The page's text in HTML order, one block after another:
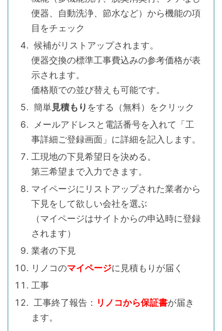
便器、自動洗浄、節水など）から機能の項
目をチェック
候補がリストアップされます。
便器交換の標準工事費込みの参考価格が表
示されます。
価格順での並び替えも可能です。
簡単見積もり をする（無料）をクリック
メールアドレスと電話番号を入れて「工
事詳細ご登録画面」に詳細を記入します。
工現地の下見希望日を決める。
第三希望まで入力できます。
マイページにリストアップされた業者から
下見をして欲しい会社を選ぶ
（マイページはサイトからの申込時に登録
されます）
業者の下見
リノコのマイページに見積もりが届く
工事
工事終了報告： リノコから保証書が届き
ます。